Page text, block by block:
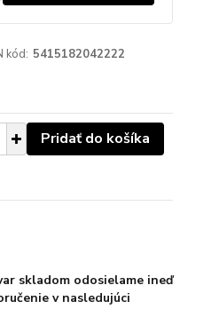
kód: 5415182042222
Pridať do košíka
skladom odosielame ineď
v nasledujúci